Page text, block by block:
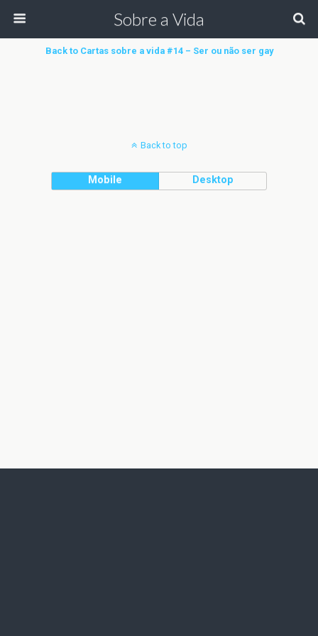
Sobre a Vida
Back to Cartas sobre a vida #14 – Ser ou não ser gay
Back to top
Mobile Desktop